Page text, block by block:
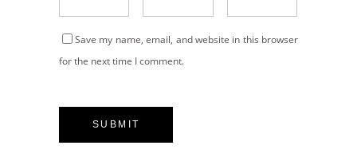
Save my name, email, and website in this browser
for the next time I comment.